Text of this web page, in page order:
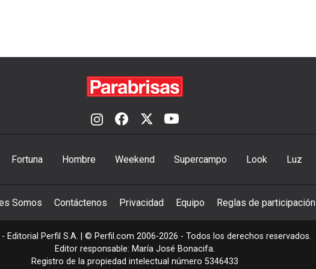
Fortuna Hombre Weekend Supercampo Look Luz
Somos Contáctenos Privacidad Equipo Reglas de participación
Editorial Perfil S.A. | © Perfil.com 2006-2026 - Todos los derechos reservados.
Editor responsable: María José Bonacifa.
Registro de la propiedad intelectual número 5346433